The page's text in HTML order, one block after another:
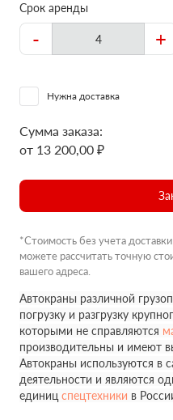
Срок аренды
- +
Нужна доставка
Сумма заказа:
от 13 200,00 ₽
*Стоимость без учета
можете рассчитать точную
вашего адреса.
Автокраны различной
погрузку и разгрузку
которыми не справляются
производительны и имеют
Автокраны используются в
деятельности и являются
единиц спецтехники в